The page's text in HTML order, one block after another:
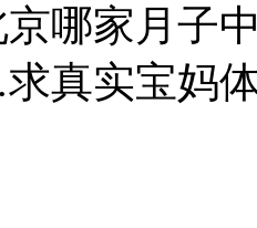
哪家月子
真实宝妈